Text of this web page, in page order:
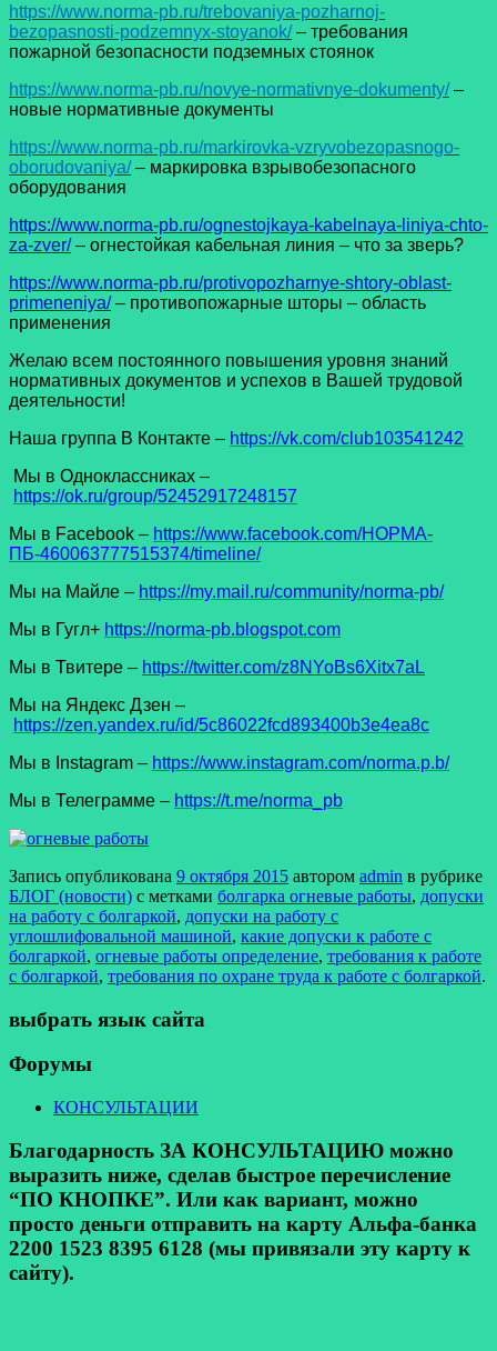
https://www.norma-pb.ru/trebovaniya-pozharnoj-
bezopasnosti-podzemnyx-stoyanok/– требования
пожарной безопасности подземных стоянок
https://www.norma-pb.ru/novye-normativnye-dokumenty/–
новые нормативные документы
https://www.norma-pb.ru/markirovka-vzryvobezopasnogo-
oborudovaniya/– маркировка взрывобезопасного
оборудования
https://www.norma-pb.ru/ognestojkaya-kabelnaya-liniya-chto-
za-zver/– огнестойкая кабельная линия – что за зверь?
https://www.norma-pb.ru/protivopozharnye-shtory-oblast-
primeneniya/– противопожарные шторы – область
применения
Желаю всем постоянного повышения уровня знаний
нормативных документов и успехов в Вашей трудовой
деятельности!
Наша группа В Контакте – https://vk.com/club103541242
Мы в Одноклассниках –
https://ok.ru/group/52452917248157
Мы в Facеbook – https://www.facebook.com/НОРМА-
ПБ-460063777515374/timeline/
Мы на Майле – https://my.mail.ru/community/norma-pb/
Мы в Гугл+ https://norma-pb.blogspot.com
Мы в Твитере – https://twitter.com/z8NYoBs6Xitx7aL
Мы на Яндекс Дзен –
https://zen.yandex.ru/id/5c86022fcd893400b3e4ea8c
Мы в Instagram – https://www.instagram.com/norma.p.b/
Мы в Телеграмме – https://t.me/norma_pb
Запись опубликована 9 октября 2015 автором admin в рубрике
БЛОГ (новости) с метками болгарка огневые работы, допуски
на работу с болгаркой, допуски на работу с
углошлифовальной машиной, какие допуски к работе с
болгаркой, огневые работы определение, требования к работе
с болгаркой, требования по охране труда к работе с болгаркой.
выбрать язык сайта
Форумы
КОНСУЛЬТАЦИИ
Благодарность ЗА КОНСУЛЬТАЦИЮ можно
выразить ниже, сделав быстрое перечисление
“ПО КНОПКЕ”. Или как вариант, можно
просто деньги отправить на карту Альфа-банка
2200 1523 8395 6128 (мы привязали эту карту к
сайту).